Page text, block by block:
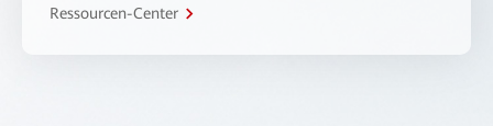
Ressourcen-Center